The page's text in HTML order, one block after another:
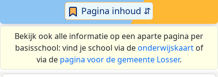
Pagina inhoud ⇵
Bekijk ook alle informatie op een aparte pagina per
basisschool: vind je school via deonderwijskaartof
via de pagina voor de gemeente Losser.